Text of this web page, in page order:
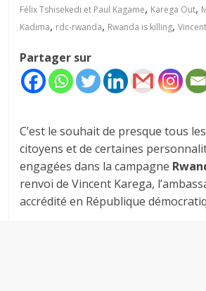
Félix Tshisekedi et Paul Kagame, Karega Out,
Kadima, rdc-rwanda, Rwanda is killing,
Partager sur
C’est le souhait de presque tous
citoyens et de certaines
engagées dans la campagne
renvoi de Vincent Karega,
accrédité en République